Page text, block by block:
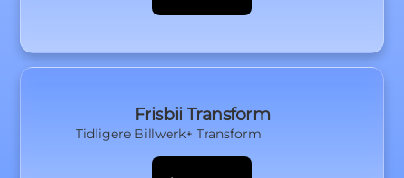
Frisbii Transform
TidligereBillwerk+ Transform